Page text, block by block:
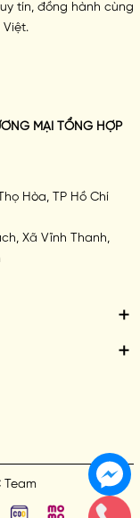
tín, đồng hành cùng
MẠI TỔNG HỢP
Hòa, TP Hồ Chí
Xã Vĩnh Thanh,
Team